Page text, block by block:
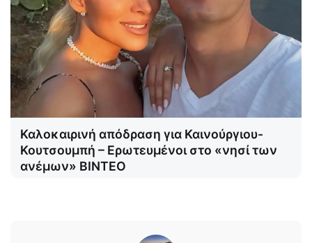
Καλοκαιρινή απόδραση για Καινούργιου-
Κουτσουμπή – Ερωτευμένοι στο «νησί των
ανέμων» ΒΙΝΤΕΟ